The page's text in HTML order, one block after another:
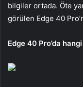
bilgiler ortada. Öte
görülen Edge 40
Edge 40 Pro’da